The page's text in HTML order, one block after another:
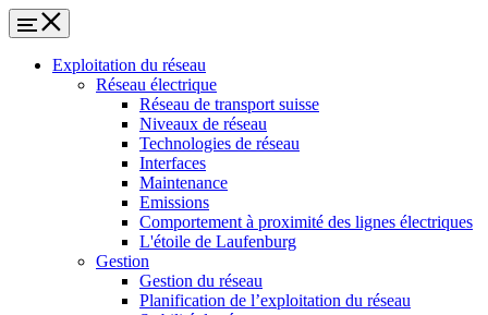
Exploitation du réseau
Réseau électrique
Réseau de transport suisse
Niveaux de réseau
Technologies de réseau
Interfaces
Maintenance
Emissions
Comportement à proximité des lignes électriques
L'étoile de Laufenburg
Gestion
Gestion du réseau
Planification de l’exploitation du réseau